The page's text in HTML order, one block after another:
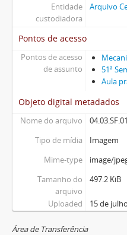
Entidade
custodiadora
Arquivo
Pontos de acesso
Pontos de acesso
de assunto
51ª
Aula
Objeto digital metadados
Nome do arquivo
Tipo de mídia
Imagem
Mime-type
image/
Tamanho do
arquivo
497.2 KiB
Uploaded 15 de
Área de Transferência